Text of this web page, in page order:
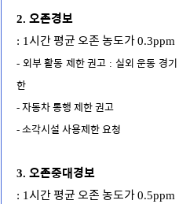
2. 오존경보
: 1 시간 평균 오존 농도가0.3ppm
- 외부 활동 제한 권고 : 실외 운동 경
한
- 자동차 통행 제한 권고
- 소각시설 사용제한 요청
3. 오존중대경보
: 1 시간 평균 오존 농도가0.5ppm